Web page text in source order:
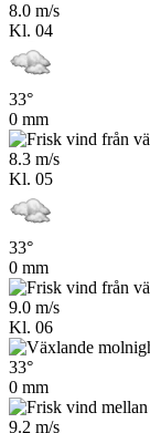
8.0 m/s
Kl. 04
33°
0 mm
8.3 m/s
Kl. 05
33°
0 mm
9.0 m/s
Kl. 06
33°
0 mm
9.2 m/s